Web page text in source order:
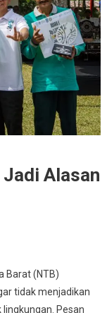
Jadi Alasan
Barat (NTB)
tidak menjadikan
Pesan